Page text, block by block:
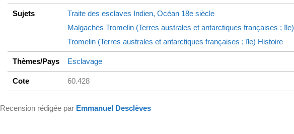
Sujets Traite des esclaves Indien, Océan 18e siècle
Malgaches Tromelin (Terres australes et antarctiques françaises ; île)
Tromelin (Terres australes et antarctiques françaises ; île) Histoire
Thèmes/Pays Esclavage
Cote 60.428
Recension rédigée par Emmanuel Desclèves